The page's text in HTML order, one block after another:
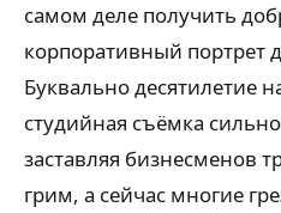
самом деле получить
корпоративный портрет
Буквально десятилетие
студийная съёмка
заставляя бизнесменов
грим, а сейчас многие